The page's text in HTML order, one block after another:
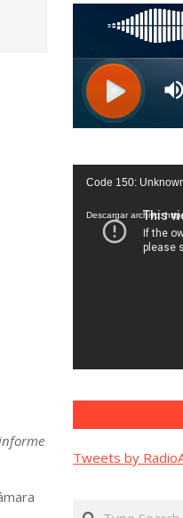
Reproductor
vídeo
Code 150:
Descargar archivo:
Tweets by
Search